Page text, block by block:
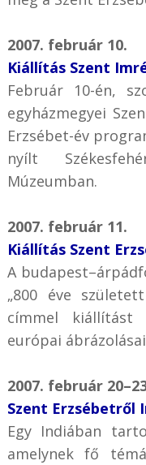
2007. február 10.
Kiállítás Szent
Február 10-én,
egyházmegyei
Erzsébet-év
nyílt
Múzeumban.
2007. február 11.
Kiállítás Szent
A
„800 éve
címmel kiállítást
európai
2007. február
Szent Erzsébetről
Egy Indiában
amelynek fő